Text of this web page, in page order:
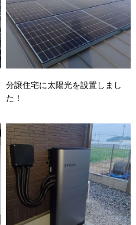
分譲住宅に太陽光を設置しまし
た！